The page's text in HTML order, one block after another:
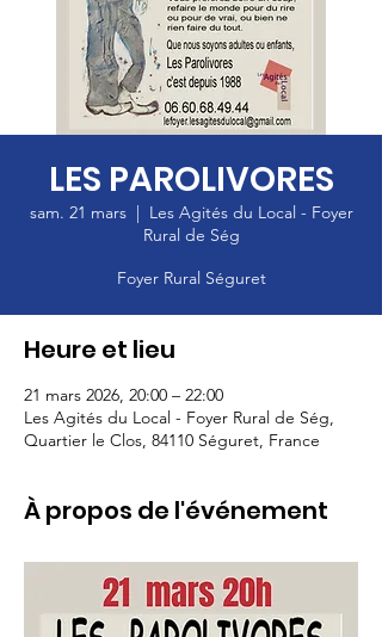
LES PAROLIVORES
sam. 21 mars
  |
Les Agités du Local - Foyer
Rural de Ség
Foyer Rural Séguret
Heure et lieu
21 mars 2026, 20:00 – 22:00
Les Agités du Local - Foyer Rural de Ség,
Quartier le Clos, 84110 Séguret, France
À propos de l'événement